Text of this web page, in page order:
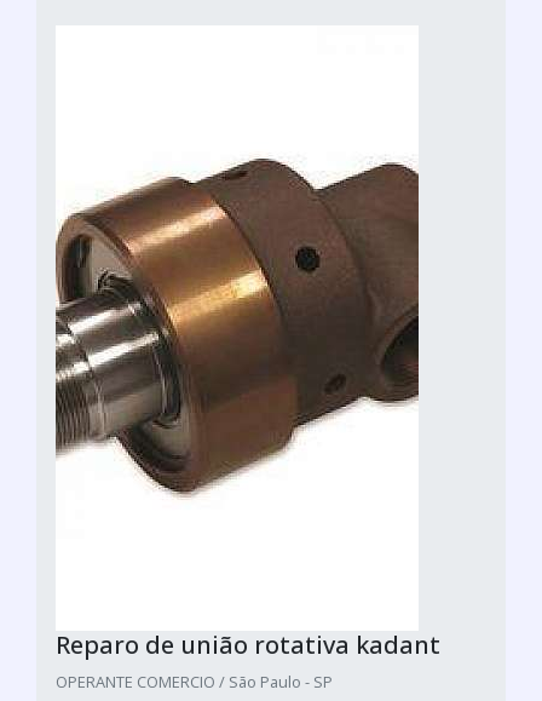
Reparo de união rotativa kadant
OPERANTE COMERCIO / São Paulo - SP